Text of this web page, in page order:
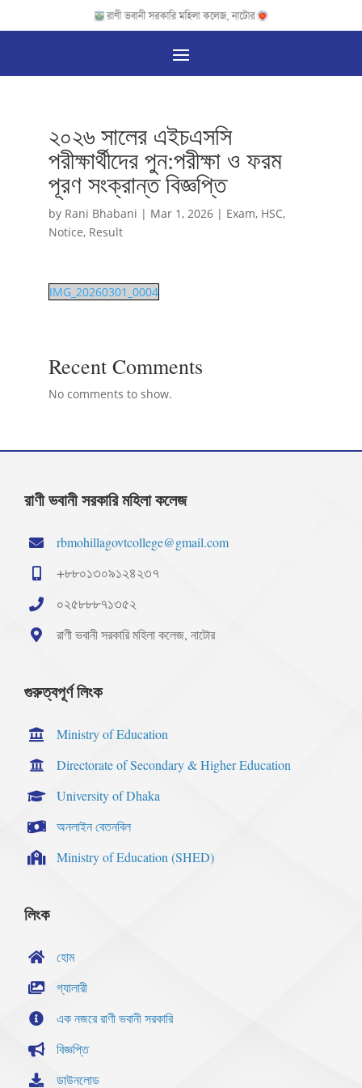
২০২৬ সালের এইচএসসি
পরীক্ষার্থীদের পুন:পরীক্ষা ও ফরম
পূরণ সংক্রান্ত বিজ্ঞপ্তি
by Rani Bhabani | Mar 1, 2026| Exam, HSC,
Notice, Result
IMG_20260301_0004
Recent Comments
No comments to show.
রাণী ভবানী সরকারি মহিলা কলেজ
rbmohillagovtcollege@gmail.com
+৮৮০১৩০৯১২৪২৩৭
০২৫৮৮৮৭১৩৫২
রাণী ভবানী সরকারি মহিলা কলেজ, নাটোর
গুরুত্বপূর্ণ লিংক
Ministry of Education
Directorate of Secondary & Higher Education
University of Dhaka
অনলাইন বেতনবিল
Ministry of Education (SHED)
লিংক
হোম
গ্যালারী
এক নজরে রাণী ভবানী সরকারি
বিজ্ঞপ্তি
ডাউনলোড